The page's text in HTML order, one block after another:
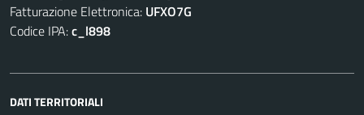
Fatturazione Elettronica: UFXO7G
Codice IPA:c_l898
DATI TERRITORIALI